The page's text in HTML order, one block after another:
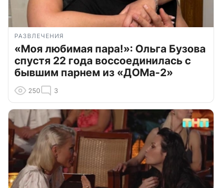
РАЗВЛЕЧЕНИЯ
«Моя любимая пара!»: Ольга Бузова
спустя 22 года воссоединилась с
бывшим парнем из «ДОМа-2»
250 3